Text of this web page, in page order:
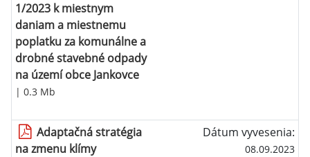
1/2023 k miestnym
daniam a miestnemu
poplatku za komunálne a
drobné stavebné odpady
na území obce Jankovce
| 0.3 Mb
Adaptačná stratégia
na zmenu klímy
Dátum vyvesenia:
08.09.2023